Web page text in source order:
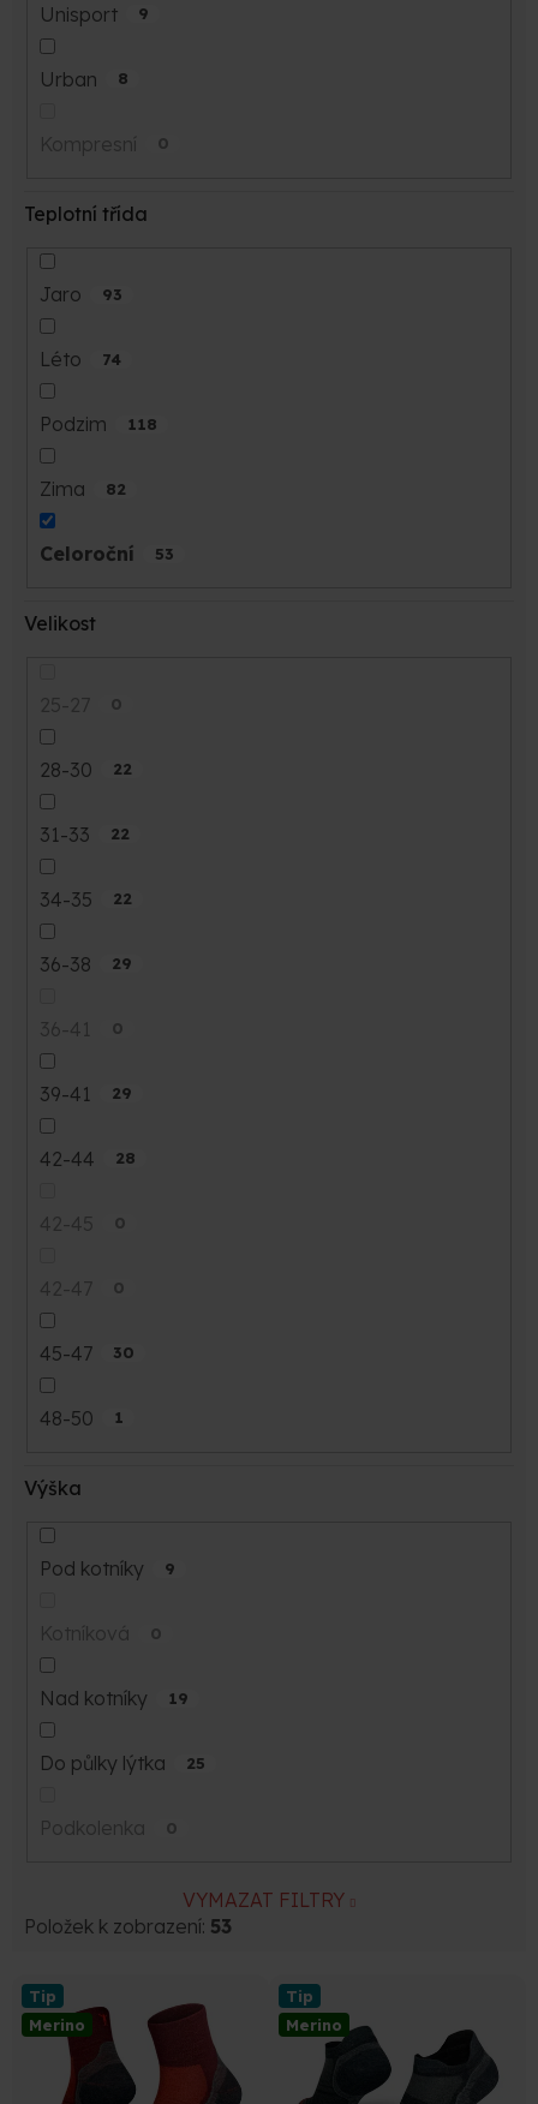
Unisport 9
Urban 8
Kompresní 0
Teplotní třída
Jaro 93
Léto 74
Podzim 118
Zima 82
Celoroční 53
Velikost
25-27 0
28-30 22
31-33 22
34-35 22
36-38 29
36-41 0
39-41 29
42-44 28
42-45 0
42-47 0
45-47 30
48-50 1
Výška
Pod kotníky 9
Kotníková 0
Nad kotníky 19
Do půlky lýtka 25
Podkolenka 0
VYMAZAT FILTRY
Položek k zobrazení: 53
V
ý
p
Tip
Merino
Tip
Merino